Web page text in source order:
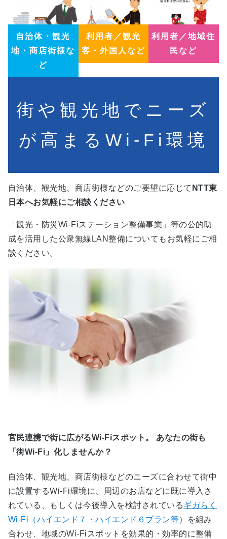
自治体・観光
地・商店街様な
ど
利用者／観光
客・外国人など
利用者／地域住
民など
街や観光地でニーズ
が高まるWi-Fi環境
自治体、観光地、商店街様などのご要望に応じて NTT東
日本へお気軽にご相談ください
「観光・防災Wi-Fiステーション整備事業」等の公的助
成を活用した公衆無線LAN整備についてもお気軽にご相
談ください。
官民連携で街に広がるWi-Fiスポット。 あなたの街も
「街Wi-Fi」化しませんか？
自治体、観光地、商店街様などのニーズに合わせて街中
に設置するWi-Fi環境に、周辺のお店などに既に導入さ
れている、もしくは今後導入を検討されているギガらく
Wi-Fi（ハイエンド７・ハイエンド６プラン等）を組み
合わせ、地域のWi-Fiスポットを効果的・効率的に整備